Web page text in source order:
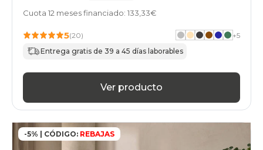
Cuota 12 meses financiado: 133,33€
5(20) +5
Entrega gratis de 39 a 45 días laborables
Ver producto
-5% | CÓDIGO: REBAJAS